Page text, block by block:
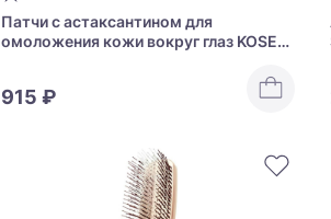
Патчи с астаксантином для
омоложения кожи вокруг глаз KOSE
915 ₽